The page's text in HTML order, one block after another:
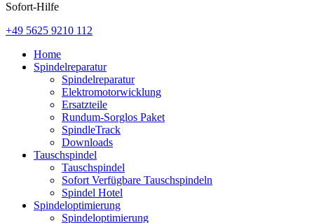
Sofort-Hilfe
+49 5625 9210 112
Home
Spindelreparatur
Spindelreparatur
Elektromotorwicklung
Ersatzteile
Rundum-Sorglos Paket
SpindleTrack
Downloads
Tauschspindel
Tauschspindel
Sofort Verfügbare Tauschspindeln
Spindel Hotel
Spindeloptimierung
Spindeloptimierung